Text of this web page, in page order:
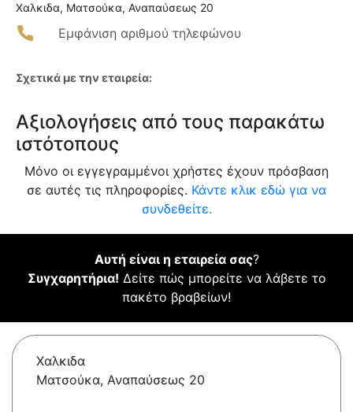
Χαλκιδα, Ματσούκα, Αναπαύσεως 20
Εμφάνιση αριθμού τηλεφώνου
Σχετικά με την εταιρεία:
Αξιολογήσεις από τους παρακάτω
ιστότοπους
Μόνο οι εγγεγραμμένοι χρήστες έχουν πρόσβαση
σε αυτές τις πληροφορίες. Κάντε κλικ εδώ για να
συνδεθείτε.
Αυτή είναι η εταιρεία σας?
Συγχαρητήρια! Δείτε πώς μπορείτε να λάβετε το
πακέτο βραβείων!
Χαλκιδα
Ματσούκα, Αναπαύσεως 20